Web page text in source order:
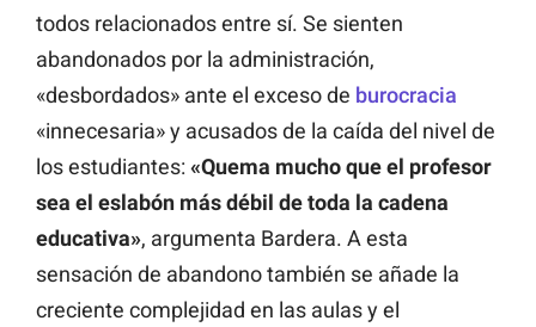
todos relacionados entre sí. Se sienten
abandonados por la administración,
«desbordados» ante el exceso de burocracia
«innecesaria» y acusados de la caída del nivel de
los estudiantes: «Quema mucho que el profesor
sea el eslabón más débil de toda la cadena
educativa», argumenta Bardera. A esta
sensación de abandono también se añade la
creciente complejidad en las aulas y el